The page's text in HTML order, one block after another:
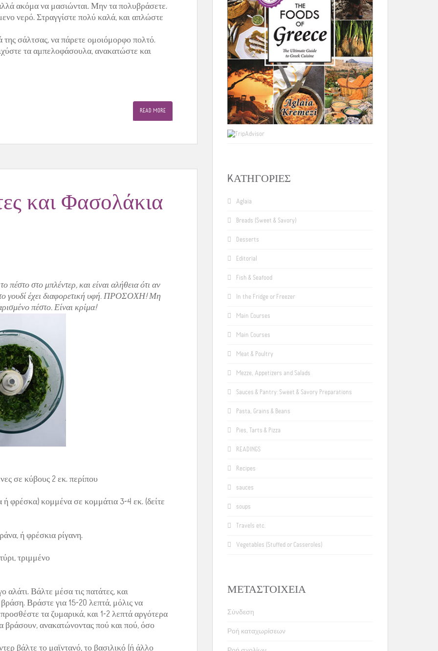
ακόμα να μασιώνται. Μην τα πολυβράσετε.
νερό. Στραγγίστε πολύ καλά, και απλώστε
της σάλτσας, να πάρετε ομοιόμορφο πολτό.
τα αμπελοφάσουλα, ανακατώστε και
READ MORE
και Φασολάκια
πέστο στο μπλέντερ, και είναι αλήθεια ότι αν
το γουδί έχει διαφορετική υφή. ΠΡΟΣΟΧΗ! Μη
πέστο. Είναι κρίμα!
σε κύβους 2 εκ. περίπου
φρέσκα) κομμένα σε κομμάτια 3-4 εκ. (δείτε
ή φρέσκια ρίγανη.
τριμμένο
αλάτι. Βάλτε μέσα τις πατάτες, και
Βράστε για 15-20 λεπτά, μόλις να
τα ζυμαρικά, και 1-2 λεπτά αργότερα
βράσουν, ανακατώνοντας πού και πού, όσο
βάλτε το μαϊντανό, το βασιλικό (ή άλλο
KΑΤΗΓΟΡΊΕΣ
Aglaia
Breads (Sweet & Savory)
Desserts
Editorial
Fish & Seafood
In the Fridge or Freezer
Main Courses
Main Courses
Meat & Poultry
Mezze, Appetizers and Salads
Sauces & Pantry: Sweet & Savory Preparations
Pasta, Grains & Beans
Pies, Tarts & Pizza
READINGS
Recipes
sauces
soups
Travels etc.
Vegetables (Stuffed or Casseroles)
ΜΕΤΑΣΤΟΙΧΕΊΑ
Σύνδεση
Ροή καταχωρίσεων